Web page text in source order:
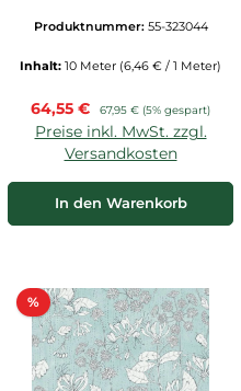
Produktnummer: 55-323044
Inhalt: 10 Meter (6,46 € / 1 Meter)
Verkaufspreis:
64,55 € Regulärer Preis:
67,95 € (5% gespart)
Preise inkl. MwSt. zzgl.
Versandkosten
In den Warenkorb
%Rabatt